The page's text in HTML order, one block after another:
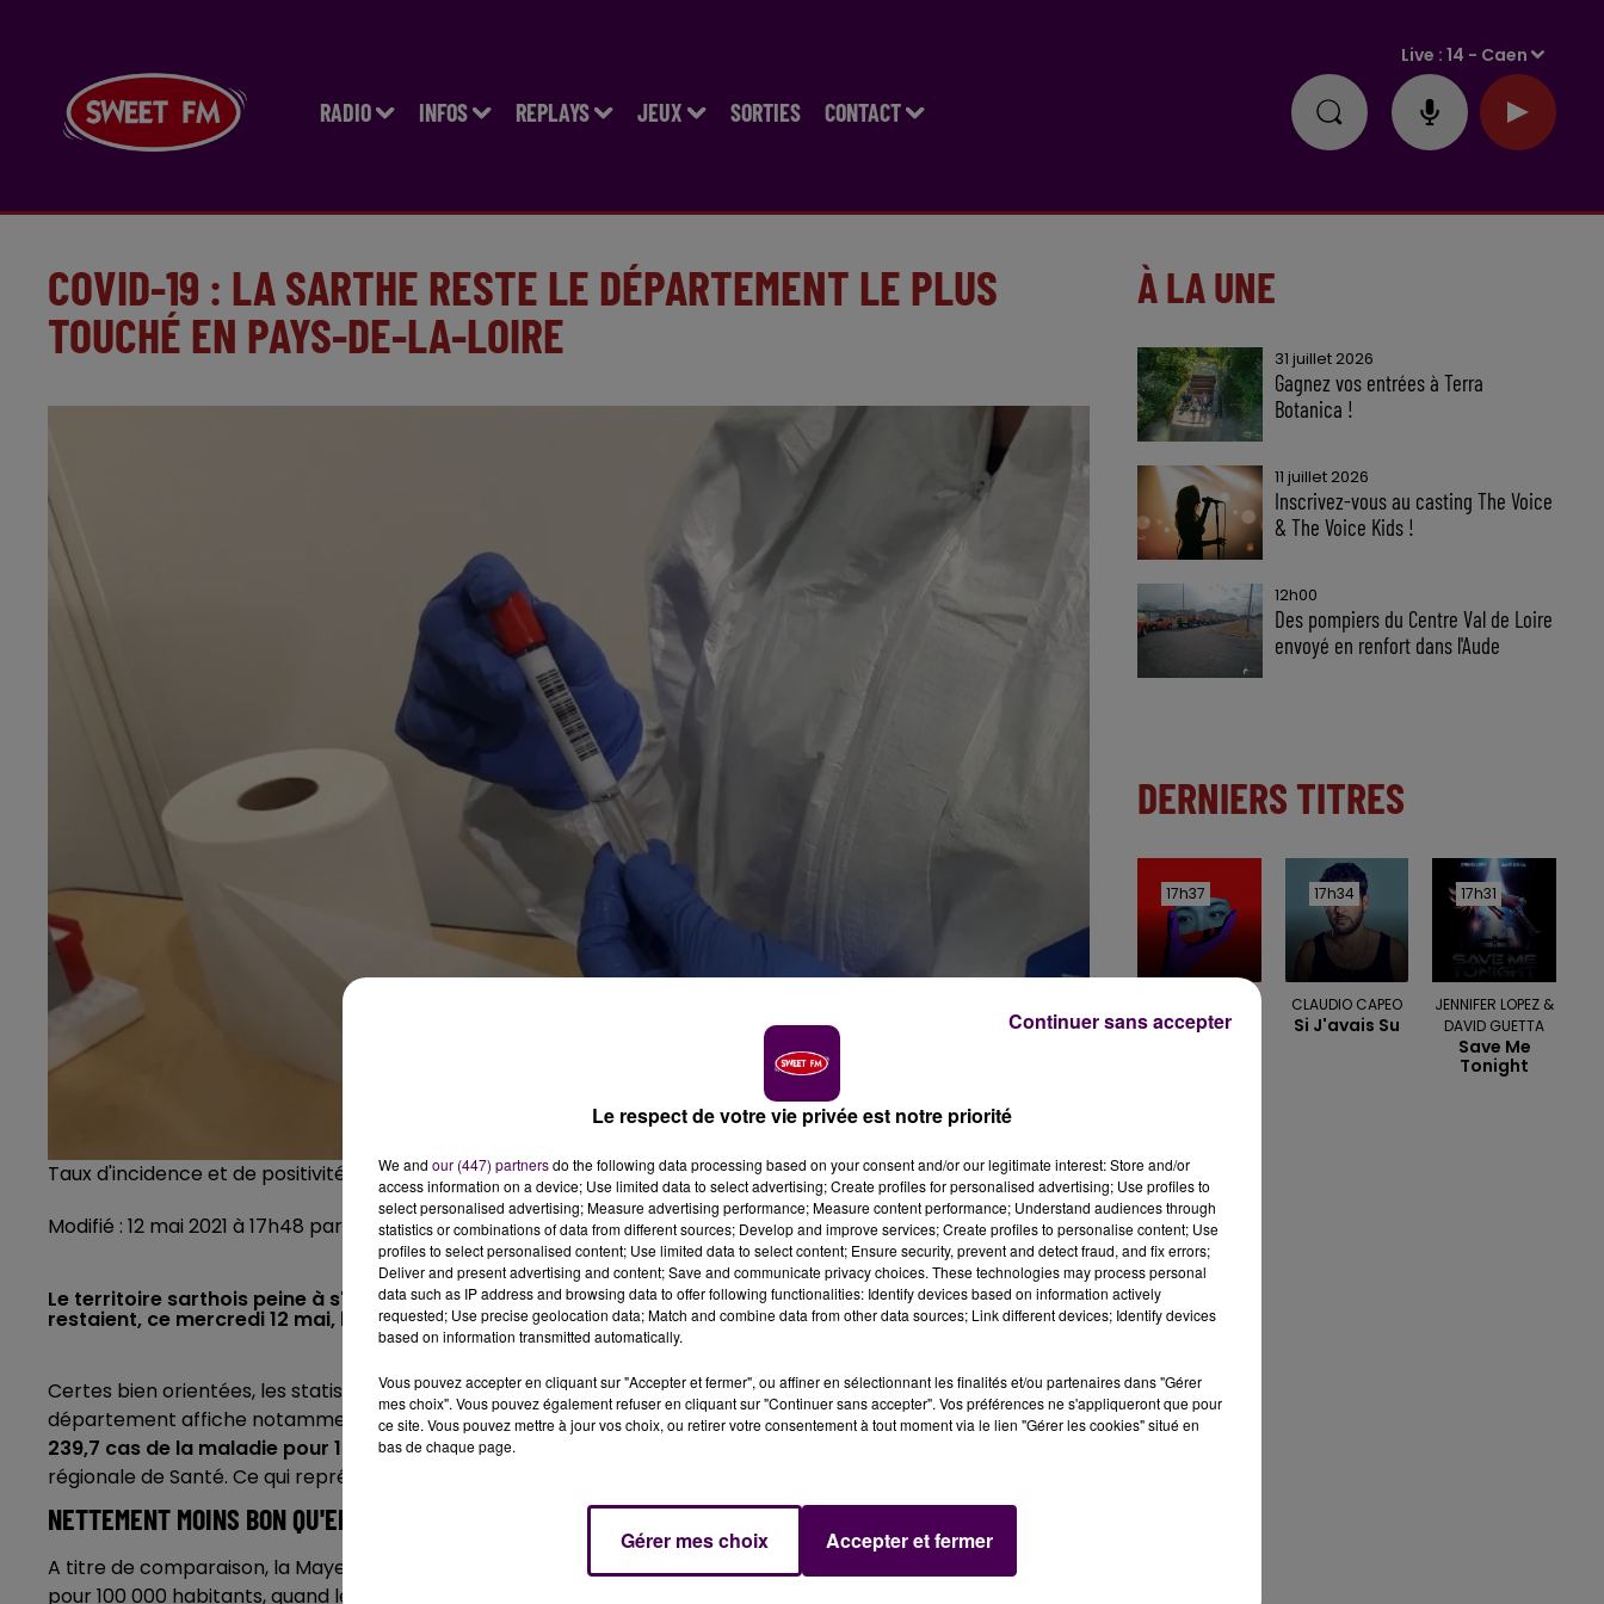
RADIO INFOS REPLAYS JEUX SORTIES CONTACT
Live :14 - Caen
COVID-19 : LA SARTHE RESTE LE DÉPARTEMENT LE PLUS
TOUCHÉ EN PAYS-DE-LA-LOIRE
Taux d'incidence et de positivité les plus élevés de toute la région
Modifié : 12 mai 2021 à 17h48 par La rédaction
Le territoire sarthois peine à s'affranchir de l'épidémie de Covid-19 : taux d'incidence et de positivité
restaient, ce mercredi 12 mai, les plus élevés de toute la région des Pays-de-la-Loire.
Certes bien orientées, les statistiques liées à l'épidémie de Covid-19 en Sarthe restent préoccupantes : le
département affiche notamment toujoursle plus fort"taux d'incidence"de tous les Pays-de-la-Loire, avec
239,7 cas de la maladie pour 100 000 habitantsselon les données fournies ce mercredi 12 mai par l'Agence
régionale de Santé. Ce qui représente néanmoins une baisse de 50 cas en une semaine.
NETTEMENT MOINS BON QU'EN MAYENNE OU MAINE-ET-LOIRE
A titre de comparaison, la Mayenne voisine présente aux dernières nouvelles un taux d'incidence de 154 cas
pour 100 000 habitants, quand le département de Maine-et-Loire lui, est même descendu à 139... Soit une
À LA UNE
31 juillet 2026
Gagnez vos entrées à Terra
Botanica !
11 juillet 2026
Inscrivez-vous au casting The Voice
& The Voice Kids !
12h00
Des pompiers du Centre Val de Loire
envoyé en renfort dans l'Aude
DERNIERS TITRES
17h37
17h37
Self Aware
17h34
17h34
CLAUDIO CAPEO
Si J'avais Su
17h31
17h31
JENNIFER LOPEZ &
DAVID GUETTA
Save Me
Tonight
Le respect de votre vie privée est notre priorité
We and our (447) partnersdo the following data processing based on your consent and/or our legitimate interest: Store and/or
access information on a device; Use limited data to select advertising; Create profiles for personalised advertising; Use profiles to
select personalised advertising; Measure advertising performance; Measure content performance; Understand audiences through
statistics or combinations of data from different sources; Develop and improve services; Create profiles to personalise content; Use
profiles to select personalised content; Use limited data to select content; Ensure security, prevent and detect fraud, and fix errors;
Deliver and present advertising and content; Save and communicate privacy choices. These technologies may process personal
data such as IP address and browsing data to offer following functionalities: Identify devices based on information actively
requested; Use precise geolocation data; Match and combine data from other data sources; Link different devices; Identify devices
based on information transmitted automatically.
Vous pouvez accepter en cliquant sur "Accepter et fermer", ou affiner en sélectionnant les finalités et/ou partenaires dans "Gérer
mes choix". Vous pouvez également refuser en cliquant sur "Continuer sans accepter". Vos préférences ne s'appliqueront que pour
ce site. Vous pouvez mettre à jour vos choix, ou retirer votre consentement à tout moment via le lien "Gérer les cookies" situé en
bas de chaque page.
Gérer mes choix Accepter et fermer
Continuer sans accepter